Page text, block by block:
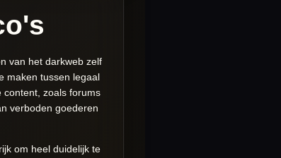
van het darkweb zelf
maken tussen legaal
content, zoals forums
verboden goederen
om heel duidelijk te